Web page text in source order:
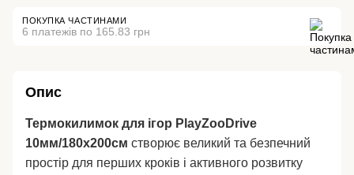
ПОКУПКА ЧАСТИНАМИ
6 платежів по 165.83 грн
Опис
Термокилимок для ігор PlayZooDrive
10мм/180х200см створює великий та безпечний
простір для перших кроків і активного розвитку